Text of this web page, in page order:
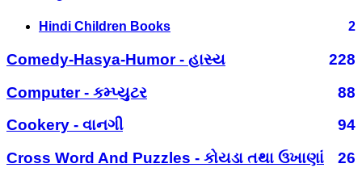
Hindi Children Books 2
Comedy-Hasya-Humor - હાસ્ય
228
Computer - કમ્પ્યુટર
88
Cookery - વાનગી
94
Cross Word And Puzzles - કોયડા તથા ઉખાણાં
26